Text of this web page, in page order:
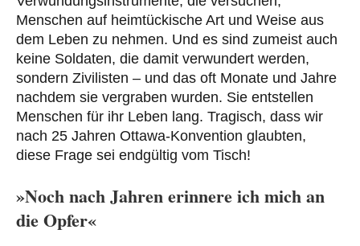
Menschen auf heimtückische Art und Weise aus
dem Leben zu nehmen. Und es sind zumeist auch
keine Soldaten, die damit verwundert werden,
sondern Zivilisten – und das oft Monate und Jahre
nachdem sie vergraben wurden. Sie entstellen
Menschen für ihr Leben lang. Tragisch, dass wir
nach 25 Jahren Ottawa-Konvention glaubten,
diese Frage sei endgültig vom Tisch!
»Noch nach Jahren erinnere ich mich an
die Opfer«